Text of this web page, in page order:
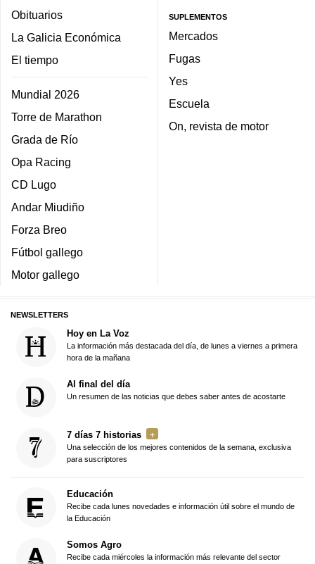
Obituarios
La Galicia Económica
El tiempo
Mundial 2026
Torre de Marathon
Grada de Río
Opa Racing
CD Lugo
Andar Miudiño
Forza Breo
Fútbol gallego
Motor gallego
SUPLEMENTOS
Mercados
Fugas
Yes
Escuela
On, revista de motor
NEWSLETTERS
Hoy en La Voz
La información más destacada del día, de lunes a viernes a primera
hora de la mañana
Al final del día
Un resumen de las noticias que debes saber antes de acostarte
7 días 7 historias
Una selección de los mejores contenidos de la semana, exclusiva
para suscriptores
Educación
Recibe cada lunes novedades e información útil sobre el mundo de
la Educación
Somos Agro
Recibe cada miércoles la información más relevante del sector